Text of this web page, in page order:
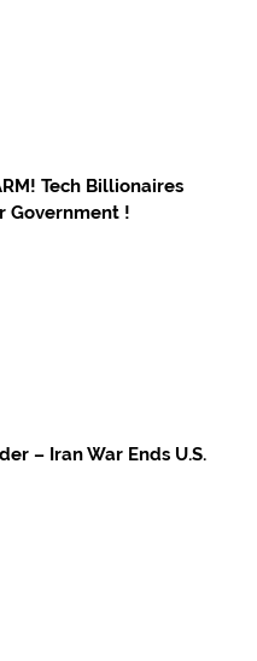
Tech Billionaires
Government !
– Iran War Ends U.S.